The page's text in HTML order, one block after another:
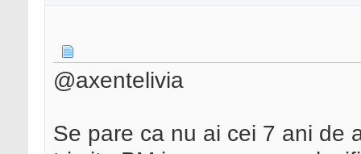
@axentelivia
Se pare ca nu ai cei 7 ani de